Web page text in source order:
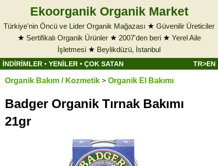
Ekoorganik Organik Market
Türkiye'nin Öncü ve Lider Organik Mağazası ★ Güvenilir Üreticiler
★ Sertifikalı Organik Ürünler★ 2007'den beri★ Yerel Aile
İşletmesi ★ Beylikdüzü, İstanbul
İNDİRİMLER • YENİLER • ÇOK SATAN TR>EN
Organik Bakım / Kozmetik > Organik El Bakımı
Badger Organik Tırnak Bakımı
21gr